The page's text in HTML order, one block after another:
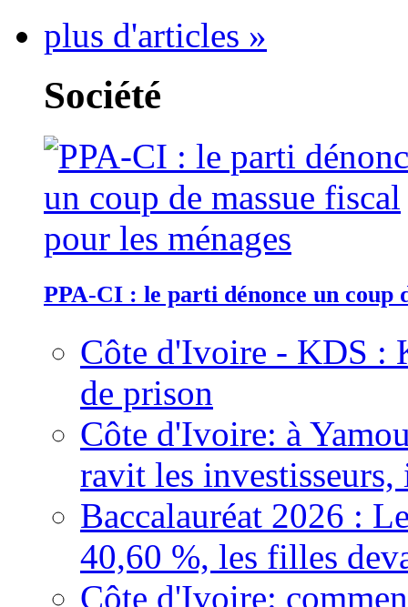
plus d'articles »
Société
PPA-CI : le parti dénonce un coup
Côte d'Ivoire - KDS :
de prison
Côte d'Ivoire: à
ravit les
Baccalauréat 2026 :
40,60 %, les filles
Côte d'Ivoire: